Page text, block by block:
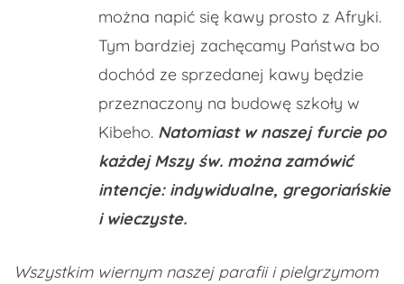
można napić się kawy prosto z Afryki.
Tym bardziej zachęcamy Państwa bo
dochód ze sprzedanej kawy będzie
przeznaczony na budowę szkoły w
Kibeho. Natomiast w naszej furcie po
każdej Mszy św. można zamówić
intencje: indywidualne, gregoriańskie
i wieczyste.
Wszystkim wiernym naszej parafii i pielgrzymom